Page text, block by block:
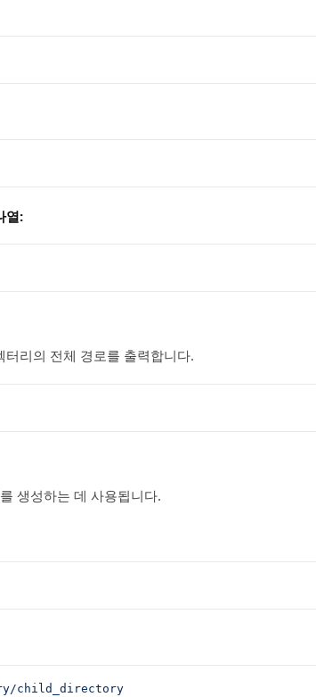
열:
리의 전체 경로를 출력합니다.
생성하는 데 사용됩니다.
child_directory